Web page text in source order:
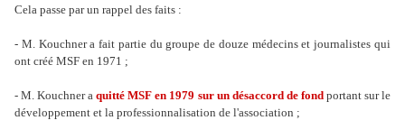
Cela passe par un rappel des faits :
- M. Kouchner a fait partie du groupe de douze médecins et journalistes qui
ont créé MSF en 1971 ;
- M. Kouchner aquitté MSF en 1979 sur un désaccord de fondportant sur le
développement et la professionnalisation de l'association ;